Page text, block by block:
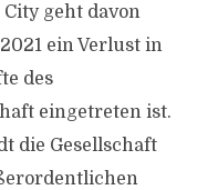
geht davon
ein Verlust in
des
eingetreten ist.
die Gesellschaft